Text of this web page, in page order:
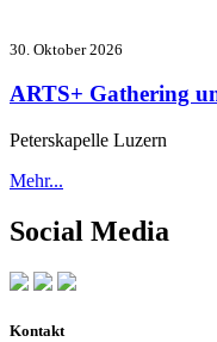
30. Oktober 2026
ARTS+ Gathering
Peterskapelle Luzern
Mehr...
Social Media
Kontakt